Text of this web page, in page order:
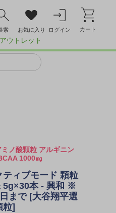
索 お気に入り ログイン カート
アウトレット
ノ酸顆粒 アルギニン
1000㎎
ティブモード 顆粒
5g×30本 - 興和 ※
まで [大谷翔平選
粒]